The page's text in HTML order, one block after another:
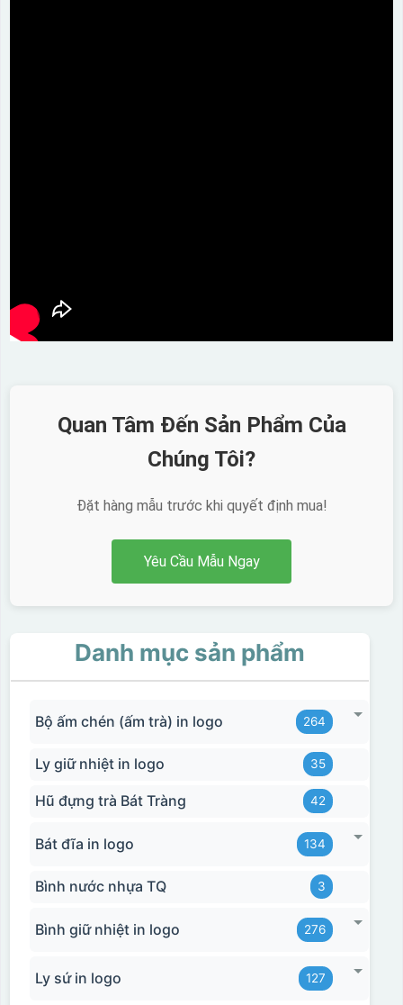
Quan Tâm Đến Sản Phẩm Của
Chúng Tôi?
Đặt hàng mẫu trước khi quyết định mua!
Yêu Cầu Mẫu Ngay
Danh mục sản phẩm
Bộ ấm chén (ấm trà) in logo 264
Ly giữ nhiệt in logo 35
Hũ đựng trà Bát Tràng 42
Bát đĩa in logo 134
Bình nước nhựa TQ 3
Bình giữ nhiệt in logo 276
Ly sứ in logo 127